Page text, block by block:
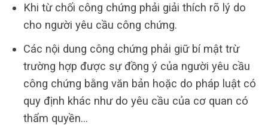
Khi từ chối công chứng phải giải thích rõ lý do
cho người yêu cầu công chứng.
Các nội dung công chứng phải giữ bí mật trừ
trường hợp được sự đồng ý của người yêu cầu
công chứng bằng văn bản hoặc do pháp luật có
quy định khác như do yêu cầu của cơ quan có
thẩm quyền…